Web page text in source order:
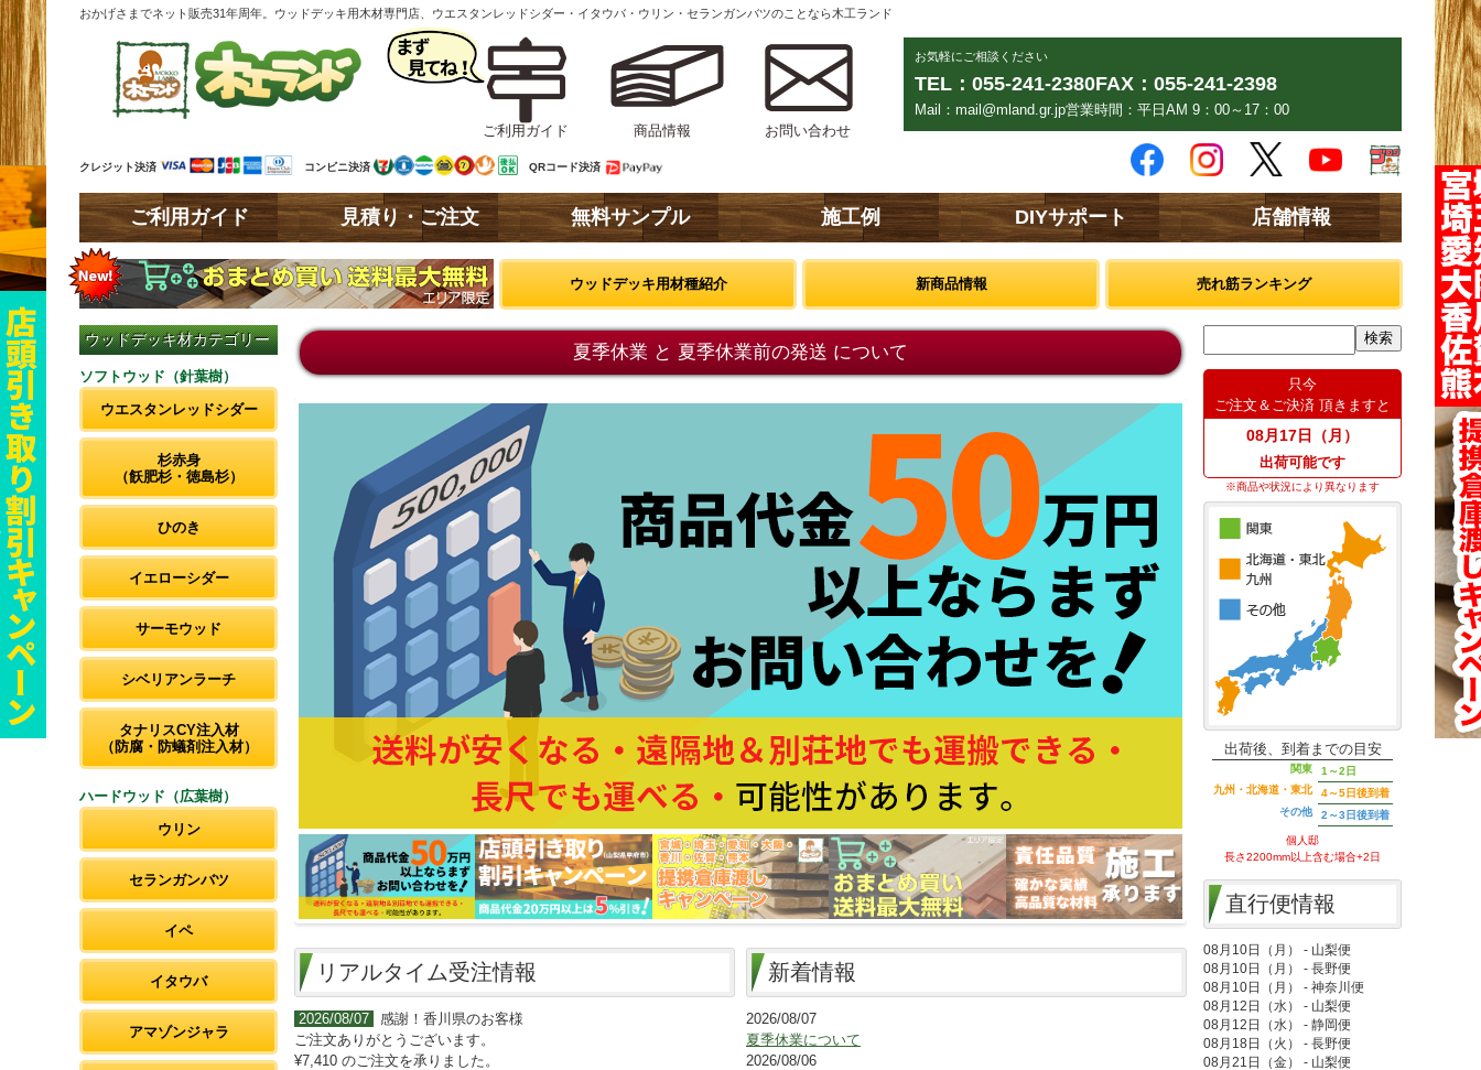
おかげさまでネット販売31年周年。ウッドデッキ用木材専門店、ウエスタンレッドシダー・イタウバ・ウリン・セランガンバツのことなら木工ランド
お気軽にご相談ください
TEL：055-241-2380FAX：055-241-2398
Mail：mail@mland.gr.jp営業時間：平日AM 9：00～17：00
ご利用ガイド
商品情報 お問い合わせ
クレジット決済 コンビニ決済 QRコード決済
ご利用ガイド 見積り・ご注文 無料サンプル 施工例 DIYサポート 店舗情報
ウッドデッキ用材種紹介 新商品情報 売れ筋ランキング
ウッドデッキ材カテゴリー
ソフトウッド（針葉樹）
ウエスタンレッドシダー
杉赤身
（飫肥杉・徳島杉）
ひのき
イエローシダー
サーモウッド
シベリアンラーチ
タナリスCY注入材
（防腐・防蟻剤注入材）
ハードウッド（広葉樹）
ウリン
セランガンバツ
イペ
イタウバ
アマゾンジャラ
夏季休業 と 夏季休業前の発送 について
リアルタイム受注情報
2026/08/07
感謝！香川県のお客様
ご注文ありがとうございます。
¥7,410 のご注文を承りました。
新着情報
2026/08/07
夏季休業について
2026/08/06
只今
ご注文＆ご決済 頂きますと
08月17日（月）
出荷可能です
※商品や状況により異なります
出荷後、到着までの目安
関東
1～2日
九州・北海道・東北
4～5日後到着
その他
2～3日後到着
個人邸
長さ2200mm以上含む場合+2日
直行便情報
08月10日（月） - 山梨便
08月10日（月） - 長野便
08月10日（月） - 神奈川便
08月12日（水） - 山梨便
08月12日（水） - 静岡便
08月18日（火） - 長野便
08月21日（金） - 山梨便